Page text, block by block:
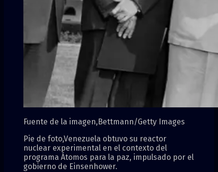
Fuente de la imagen, Bettmann/Getty Images
Pie de foto,Venezuela obtuvo su reactor
nuclear experimental en el contexto del
programa Átomos para la paz, impulsado por el
gobierno de Einsenhower.